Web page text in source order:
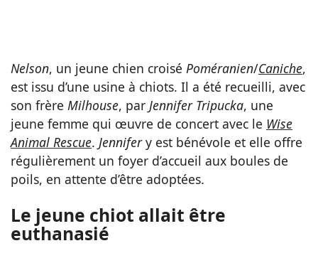
Nelson, un jeune chien croisé Poméranien/Caniche,
est issu d’une usine à chiots. Il a été recueilli, avec
son frère Milhouse, par Jennifer Tripucka, une
jeune femme qui œuvre de concert avec le Wise
Animal Rescue. Jennifery est bénévole et elle offre
régulièrement un foyer d’accueil aux boules de
poils, en attente d’être adoptées.
Le jeune chiot allait être
euthanasié